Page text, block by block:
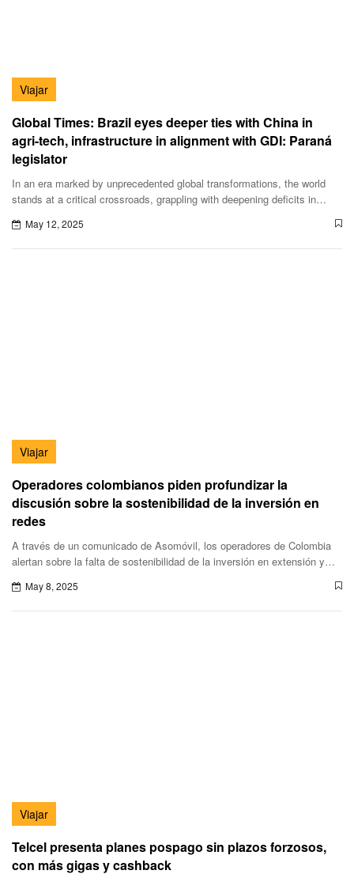
Viajar
Global Times: Brazil eyes deeper ties with China in
agri-tech, infrastructure in alignment with GDI: Paraná
legislator
In an era marked by unprecedented global transformations, the world
stands at a critical crossroads, grappling with deepening deficits in
unparalleled challenges during this tumultuous period, Xi Jinping,
general secretary of the Communist Party of China (CPC) Central
May 12, 2025
Viajar
Operadores colombianos piden profundizar la
discusión sobre la sostenibilidad de la inversión en
redes
A través de un comunicado de Asomóvil, los operadores de Colombia
alertan sobre la falta de sostenibilidad de la inversión en extensión y
sobre la contribución justa.
May 8, 2025
Viajar
Telcel presenta planes pospago sin plazos forzosos,
con más gigas y cashback